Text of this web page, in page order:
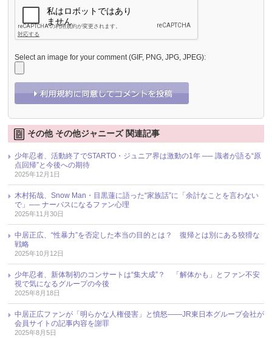
Select an image for your comment (GIF, PNG, JPG, JPEG):
その他 その他ジャニーズ 関連記事
少年忍者、活動終了でSTARTO・ジュニア界は激動の1年 ── 識者が語る“原
点回帰”と今後への期待
2025年12月1日
木村拓哉、Snow Man・目黒蓮に語った“家族話”に「余計なことを言わない
で」── ナーバスになるファン心理
2025年11月30日
中居正広、“性暴力”を否定した本当の目的とは？ 復帰とは別にある狡猾な
戦略
2025年10月12日
少年忍者、新体制初のコンサートは“集大成”？ 「解体かも」とファン不安
視で気になるグループの今後
2025年8月18日
中居正広ファンが「明らかな人権侵害」と憤怒――JR東日本グループ会社が
会員サイトの記事内容を謝罪
2025年8月5日